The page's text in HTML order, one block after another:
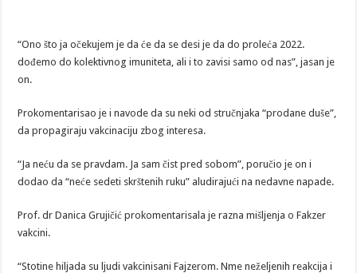
“Ono što ja očekujem je da će da se desi je da do proleća 2022.
dođemo do kolektivnog imuniteta, ali i to zavisi samo od nas”, jasan je
on.
Prokomentarisao je i navode da su neki od stručnjaka “prodane duše”,
da propagiraju vakcinaciju zbog interesa.
“Ja neću da se pravdam. Ja sam čist pred sobom”, poručio je on i
dodao da “neće sedeti skrštenih ruku” aludirajući na nedavne napade.
Prof. dr Danica Grujičić prokomentarisala je razna mišljenja o Fakzer
vakcini.
“Stotine hiljada su ljudi vakcinisani Fajzerom. Nme neželjenih reakcija i